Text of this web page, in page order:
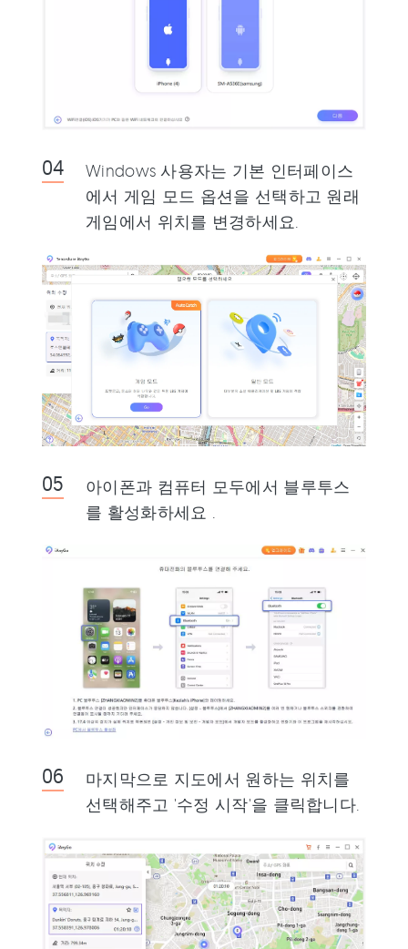
Windows 사용자는 기본 인터페이스
에서 게임 모드 옵션을 선택하고 원래
게임에서 위치를 변경하세요.
아이폰과 컴퓨터 모두에서 블루투스
를 활성화하세요 .
마지막으로 지도에서 원하는 위치를
선택해주고 '수정 시작'을 클릭합니다.